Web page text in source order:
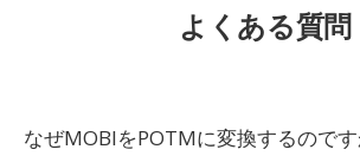
よくある質問
なぜMOBIをPOTMに変換するのです